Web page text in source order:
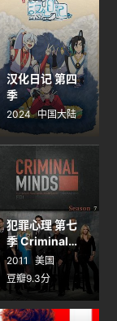
汉化日记 第四
季
2024 中国大陆
犯罪心理 第七
季 Criminal
Minds Season
7
2011
美国
豆瓣9.3分